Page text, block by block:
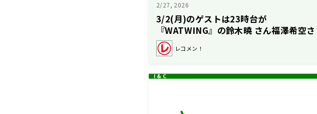
2/27, 2026
3/2(月)のゲストは23時台が
『WATWING』の鈴木曉 さん福澤希空さ
ん！24時台は前半がAile The Shotaさ
ん、後半が『FANTASTICS』の中島颯太
レコメン！